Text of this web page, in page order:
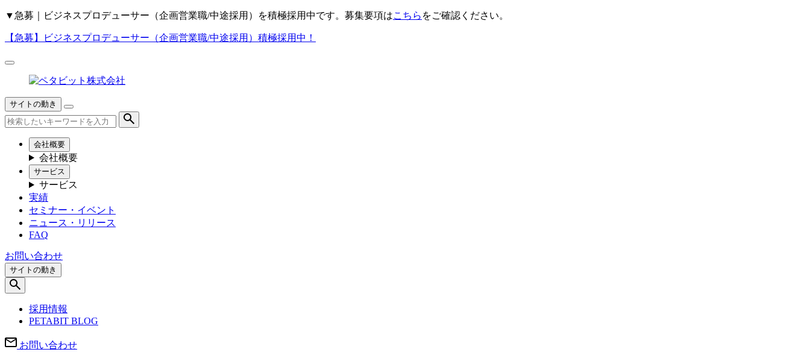
▼ 急募｜ビジネスプロデューサー（企画営業職/中途採用）を積極採用中です。募集要項はこちら をご確認ください。
【急募】 ビジネスプロデューサー（企画営業職/中途採用）積極採用中！
サイトの動き
会社概要
会社概要
サービス
サービス
実績
セミナー・イベント
ニュース・リリース
FAQ
お問い合わせ
サイトの動き
採用情報
PETABIT BLOG
お問い合わせ